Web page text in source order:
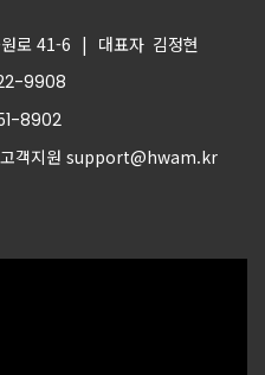
로 41-6 | 대표자 김정현
9908
8902
고객지원 support@hwam.kr